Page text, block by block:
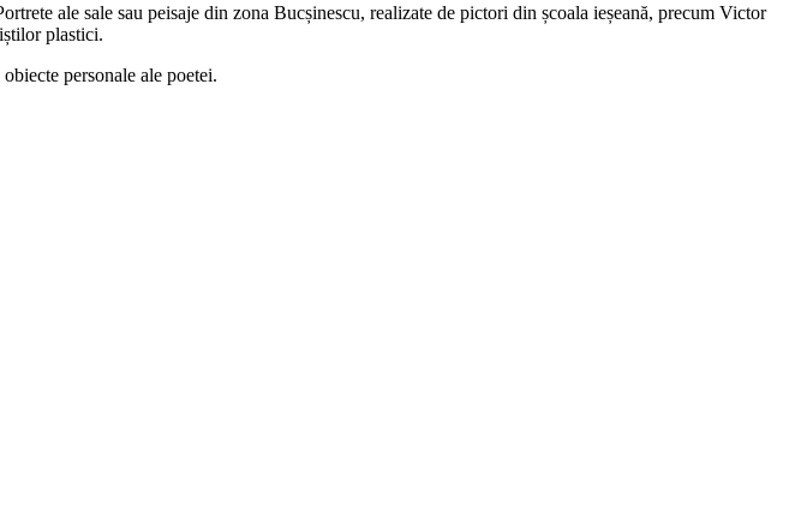
ale sale sau peisaje din zona Bucșinescu, realizate de pictori din școala ieșeană, precum Victor
plastici.
personale ale poetei.